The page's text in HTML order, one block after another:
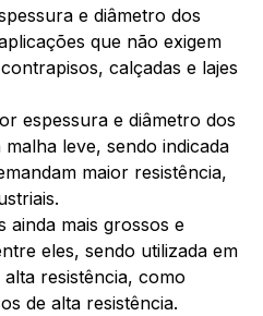
e diâmetro dos
que não exigem
calçadas e lajes
espessura e diâmetro dos
leve, sendo indicada
maior resistência,
ainda mais grossos e
eles, sendo utilizada em
resistência, como
de alta resistência.